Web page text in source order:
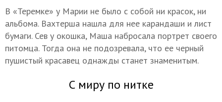
В «Теремке» у Марии не было с собой ни красок, ни
альбома. Вахтерша нашла для нее карандаши и лист
бумаги. Сев у окошка, Маша набросала портрет своего
питомца. Тогда она не подозревала, что ее черный
пушистый красавец однажды станет знаменитым.
С миру по нитке